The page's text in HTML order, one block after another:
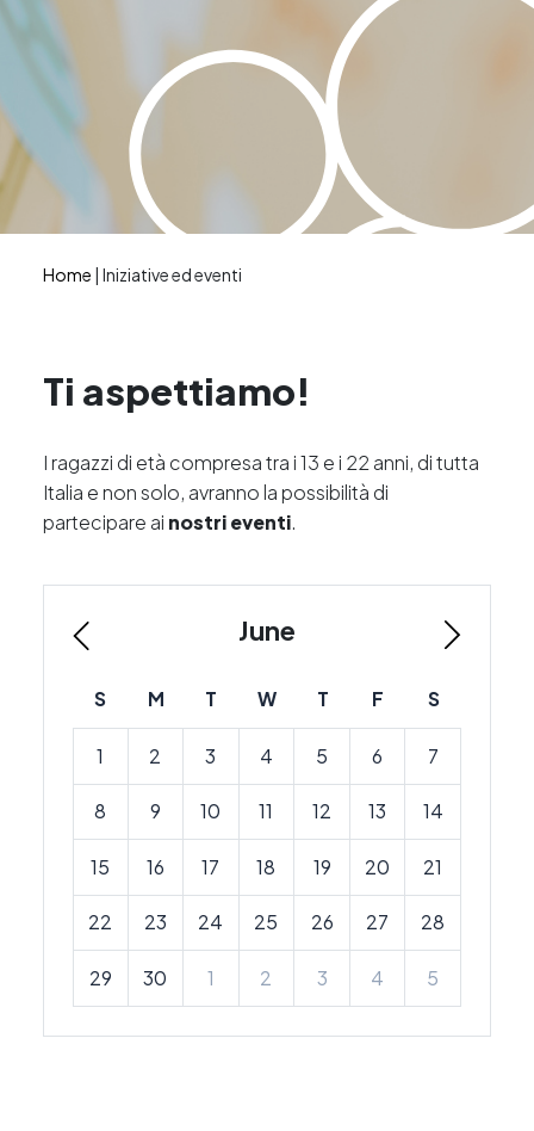
Home | Iniziative ed eventi
Ti aspettiamo!
I ragazzi di età compresa tra i 13 e i 22 anni, di tutta
Italia e non solo, avranno la possibilità di
partecipare ai nostri eventi.
June
S M T W T F S
1 2 3 4 5 6 7
8 9 10 11 12 13 14
15 16 17 18 19 20 21
22 23 24 25 26 27 28
29 30 1 2 3 4 5